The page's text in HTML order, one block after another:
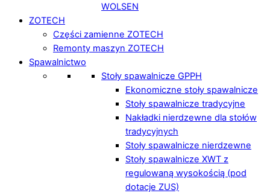
WOLSEN
ZOTECH
Części zamienne ZOTECH
Remonty maszyn ZOTECH
Spawalnictwo
Stoły spawalnicze GPPH
Ekonomiczne stoły spawalnicze
Stoły spawalnicze tradycyjne
Nakładki nierdzewne dla stołów
tradycyjnych
Stoły spawalnicze nierdzewne
Stoły spawalnicze XWT z
regulowaną wysokością (pod
dotacje ZUS)